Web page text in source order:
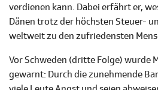
verdienen kann. Dabei erfährt er,
Dänen trotz der höchsten Steuer-
weltweit zu den zufriedensten
Vor Schweden (dritte Folge) wurde
gewarnt: Durch die zunehmende